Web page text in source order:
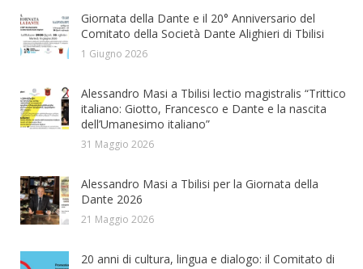
Giornata della Dante e il 20° Anniversario del
Comitato della Società Dante Alighieri di Tbilisi
1 Giugno 2026
Alessandro Masi a Tbilisi lectio magistralis “Trittico
italiano: Giotto, Francesco e Dante e la nascita
dell’Umanesimo italiano”
31 Maggio 2026
Alessandro Masi a Tbilisi per la Giornata della
Dante 2026
21 Maggio 2026
20 anni di cultura, lingua e dialogo: il Comitato di